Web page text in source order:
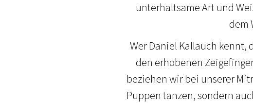
unterhaltsame Art und
dem
Wer Daniel Kallauch kennt,
den erhobenen
beziehen wir bei unserer
Puppen tanzen, sondern